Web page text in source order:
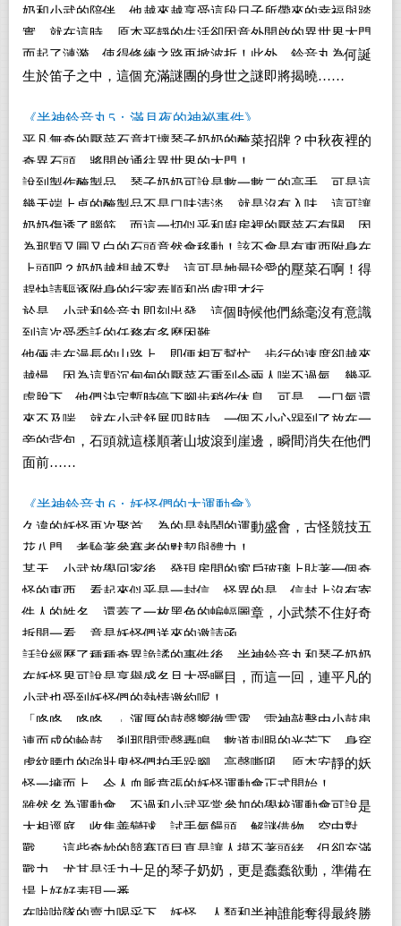
奶和小武的陪伴，他越來越享受這段日子所帶來的幸福與踏
實。就在這時，原本平靜的生活卻因意外開啟的異世界大門
而起了漣漪，使得修練之路再掀波折！此外，鈴音丸為何誕
生於笛子之中，這個充滿謎團的身世之謎即將揭曉……
《半神鈴音丸5：滿月夜的神祕事件》
平凡無奇的壓菜石竟打壞琴子奶奶的醃菜招牌？中秋夜裡的
奇異石頭，將開啟通往異世界的大門！
說到製作醃製品，琴子奶奶可說是數一數二的高手，可是這
幾天端上桌的醃製品不是口味清淡，就是沒有入味，這可讓
奶奶傷透了腦筋，而這一切似乎和廚房裡的壓菜石有關，因
為那顆又圓又白的石頭竟然會移動！該不會是有東西附身在
上頭吧？奶奶越想越不對，這可是她最珍愛的壓菜石啊！得
趕快請驅逐附身的行家泰順和尚處理才行。
於是，小武和鈴音丸即刻出發，這個時候他們絲毫沒有意識
到這次受委託的任務有多麼困難。
他倆走在漫長的山路上，即便相互幫忙，步行的速度卻越來
越慢，因為這顆沉甸甸的壓菜石重到令兩人喘不過氣，幾乎
虛脫下，他們決定暫時停下腳步稍作休息。可是，一口氣還
來不及喘，就在小武舒展四肢時，一個不小心踢到了放在一
旁的背包，石頭就這樣順著山坡滾到崖邊，瞬間消失在他們
面前……
《半神鈴音丸6：妖怪們的大運動會》
久違的妖怪再次聚首，為的是熱鬧的運動盛會，古怪競技五
花八門，考驗著參賽者的默契與體力！
某天，小武放學回家後，發現房間的窗戶玻璃上貼著一個奇
怪的東西，看起來似乎是一封信，怪異的是，信封上沒有寄
件人的姓名，還蓋了一枚黑色的蝙蝠圖章，小武禁不住好奇
拆開一看，竟是妖怪們送來的邀請函。
話說經歷了種種奇異詭譎的事件後，半神鈴音丸和琴子奶奶
在妖怪界可說是享譽盛名且大受矚目，而這一回，連平凡的
小武也受到妖怪們的熱情邀約呢！
「咚咚、咚咚。」渾厚的鼓聲響徹雲霄，雷神敲擊由小鼓串
連而成的輪鼓，剎那間雷聲轟鳴，數道刺眼的光芒下，身穿
虎紋腰巾的強壯鬼怪們拍手跺腳、高聲嘶吼，原本安靜的妖
怪一擁而上，令人血脈賁張的妖怪運動會正式開始！
雖然名為運動會，不過和小武平常參加的學校運動會可說是
大相逕庭，收集善變球、試手氣饅頭、解謎借物、空中對
戰……這些奇妙的競賽項目真是讓人摸不著頭緒，但卻充滿
戰力，尤其是活力十足的琴子奶奶，更是蠢蠢欲動，準備在
場上好好表現一番。
在啦啦隊的賣力喝采下，妖怪、人類和半神誰能奪得最終勝